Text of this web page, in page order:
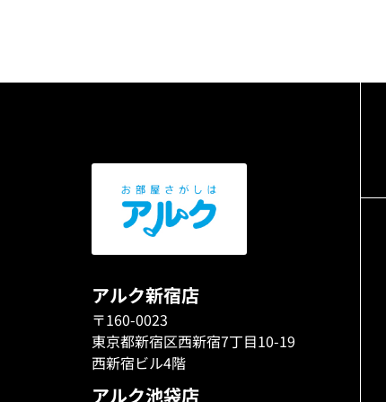
アルク新宿店
〒160-0023
東京都新宿区西新宿7丁目10-19
西新宿ビル4階
アルク池袋店